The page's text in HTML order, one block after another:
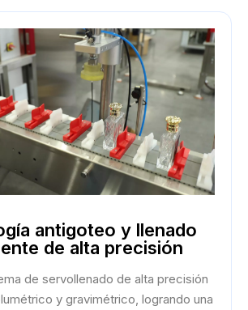
antigoteo y llenado
de alta precisión
de servollenado de alta precisión
y gravimétrico, logrando una